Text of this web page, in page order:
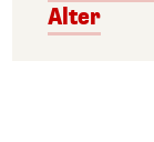
Alter